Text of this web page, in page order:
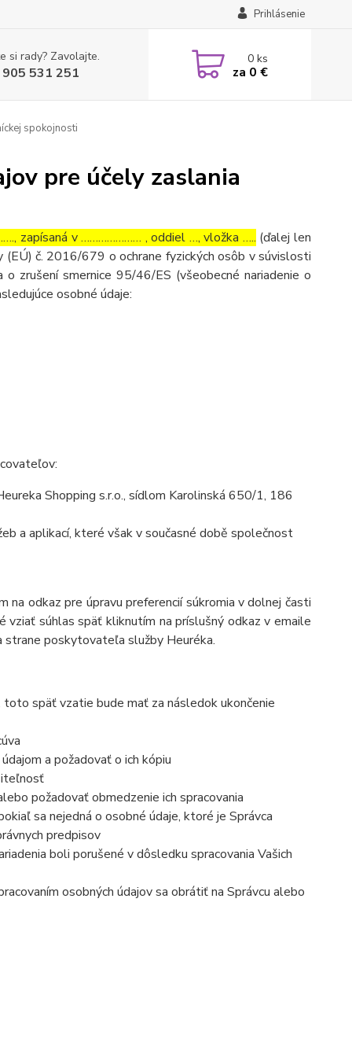
Prihlásenie
si rady? Zavolajte.
531 251
0ks
za 0 €
spokojnosti
pre účely zaslania
zapísaná v ………………… , oddiel …, vložka ….. (ďalej len
(EÚ) č. 2016/679 o ochrane fyzických osôb v súvislosti
zrušení smernice 95/46/ES (všeobecné nariadenie o
osobné údaje:
Shopping s.r.o., sídlom Karolinská 650/1, 186
a aplikací, které však v současné době společnost
odkaz pre úpravu preferencií súkromia v dolnej časti
súhlas späť kliknutím na príslušný odkaz v emaile
poskytovateľa služby Heuréka.
späť vzatie bude mať za následok ukončenie
a požadovať o ich kópiu
požadovať obmedzenie ich spracovania
sa nejedná o osobné údaje, ktoré je Správca
predpisov
boli porušené v dôsledku spracovania Vašich
osobných údajov sa obrátiť na Správcu alebo